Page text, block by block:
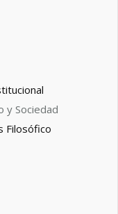
y Sociedad
Filosófico